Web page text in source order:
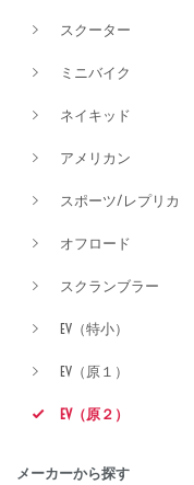
スクーター
ミニバイク
ネイキッド
アメリカン
スポーツ/レプリカ
オフロード
スクランブラー
EV（特小）
EV（原１）
EV（原２）
メーカーから探す
価格